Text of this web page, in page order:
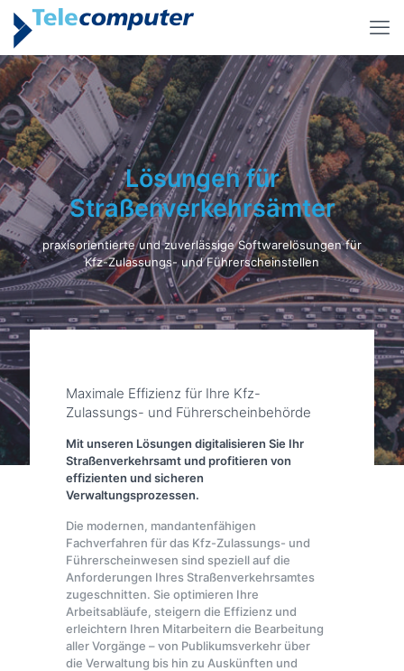
Lösungen für
Straßenverkehrsämter
praxisorientierte und zuverlässige Softwarelösungen für
Kfz-Zulassungs- und Führerscheinstellen
Maximale Effizienz für Ihre Kfz-
Zulassungs- und Führerscheinbehörde
Mit unseren Lösungen digitalisieren Sie Ihr
Straßenverkehrsamt und profitieren von
effizienten und sicheren
Verwaltungsprozessen.
Die modernen, mandantenfähigen
Fachverfahren für das Kfz-Zulassungs- und
Führerscheinwesen sind speziell auf die
Anforderungen Ihres Straßenverkehrsamtes
zugeschnitten. Sie optimieren Ihre
Arbeitsabläufe, steigern die Effizienz und
erleichtern Ihren Mitarbeitern die Bearbeitung
aller Vorgänge – von Publikumsverkehr über
die Verwaltung bis hin zu Auskünften und